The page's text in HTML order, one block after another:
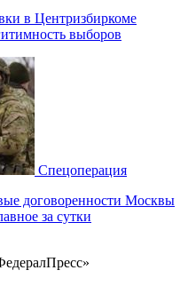
в Центризбиркоме
выборов
Спецоперация
договоренности Москвы
за сутки